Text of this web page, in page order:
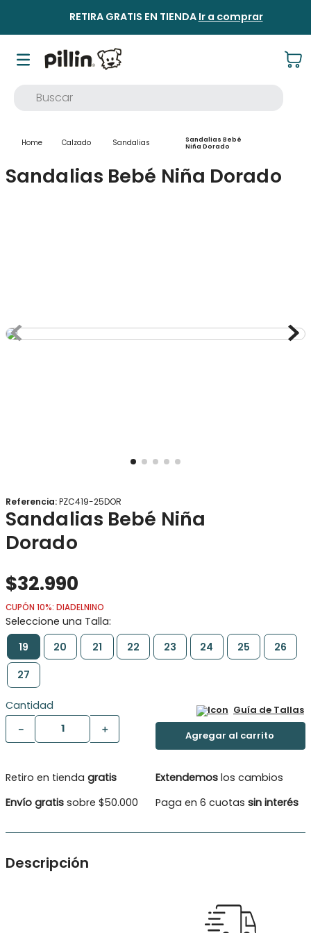
RETIRA GRATIS EN TIENDA Ir a comprar
Calzado Sandalias
Sandalias Bebé
Niña Dorado
Sandalias Bebé Niña Dorado
Referencia:PZC419-25DOR
Sandalias Bebé Niña
Dorado
$32.990
CUPÓN 10%: DIADELNINO
19 20 21 22 23 24 25 26
27
Cantidad
＋
－
Guía de Tallas
Retiro en tienda gratis
Envío gratis sobre $50.000
Extendemos los cambios
Paga en 6 cuotas sin interés
Descripción
toque perfecto de brillo y elegancia para tu niña. El velcro en
el empeine, especialmente diseñado para pies con empeines
más altos, garantiza un ajuste cómodo y seguro. Con forro y
buzo
2
osito
9.
panty